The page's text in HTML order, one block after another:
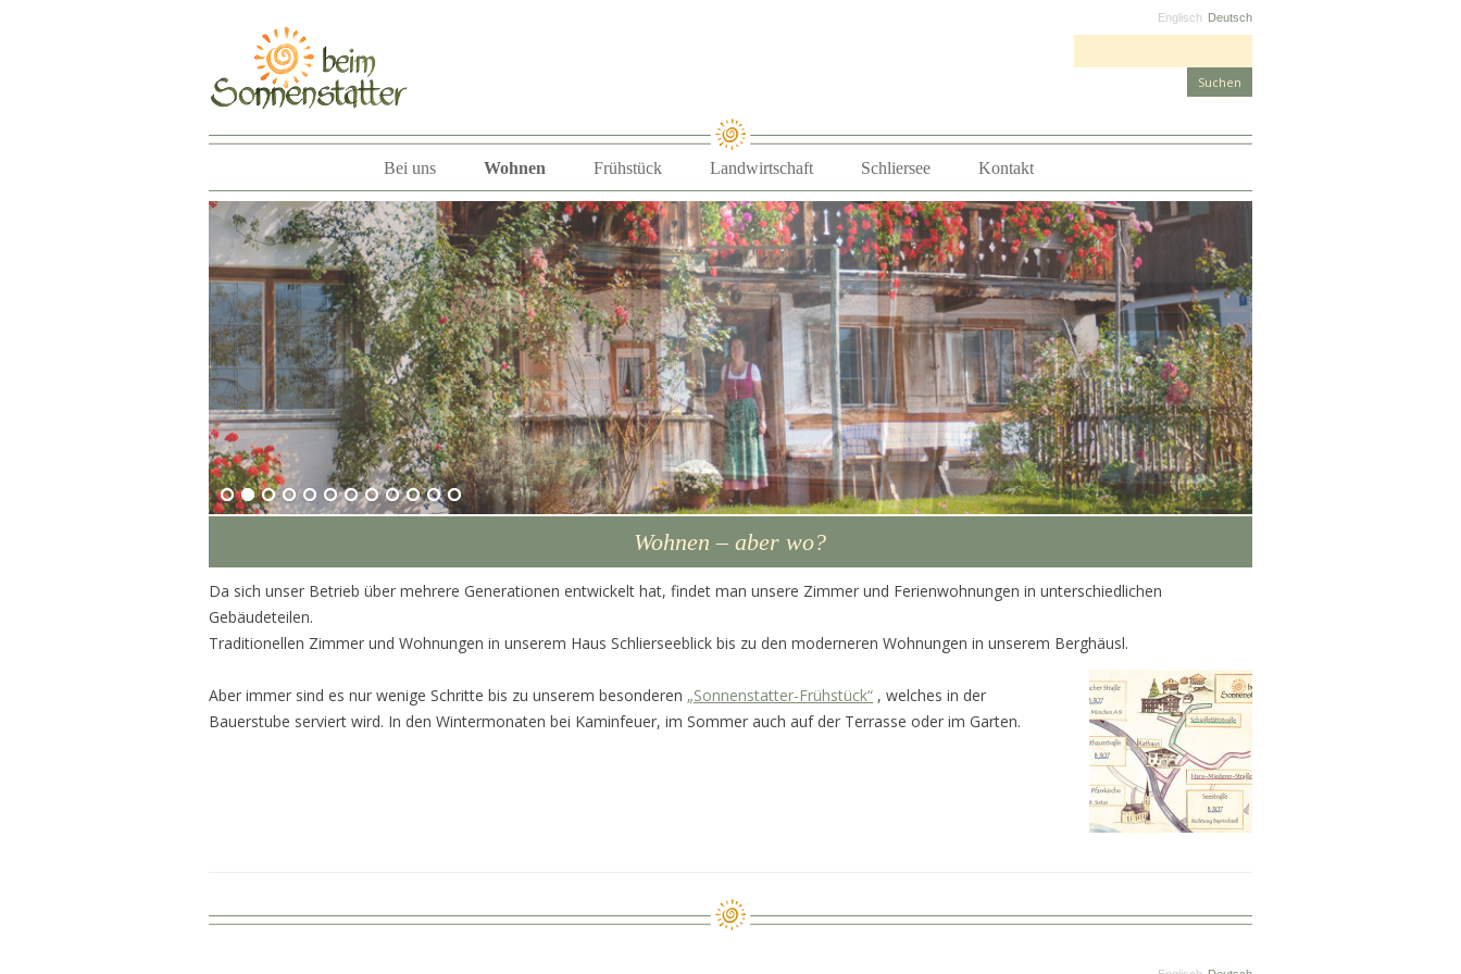
Deutsch
Englisch
Zum Inhalt springen
Bei uns Wohnen Frühstück Landwirtschaft Schliersee Kontakt
Wohnen – aber wo?
Da sich unser Betrieb über mehrere Generationen entwickelt hat, findet man unsere Zimmer und Ferienwohnungen in unterschiedlichen
Gebäudeteilen.
Traditionellen Zimmer und Wohnungen in unserem Haus Schlierseeblick bis zu den moderneren Wohnungen in unserem Berghäusl.
Aber immer sind es nur wenige Schritte bis zu unserem besonderen „Sonnenstatter-Frühstück“ , welches in der
Bauerstube serviert wird. In den Wintermonaten bei Kaminfeuer, im Sommer auch auf der Terrasse oder im Garten.